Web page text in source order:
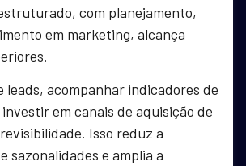
com planejamento,
em marketing, alcança
leads, acompanhar indicadores de
em canais de aquisição de
Isso reduz a
sazonalidades e amplia a